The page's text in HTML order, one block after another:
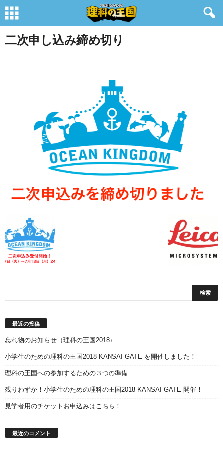
二次申し込み締め切り
最近の投稿
忘れ物のお知らせ（理科の王国2018）
小学生のための理科の王国2018 KANSAI GATE を開催しました！
理科の王国への参加するための３つの準備
残りわずか！小学生のための理科の王国2018 KANSAI GATE 開催！
見学者用のチケットお申込みはこちら！
最近のコメント